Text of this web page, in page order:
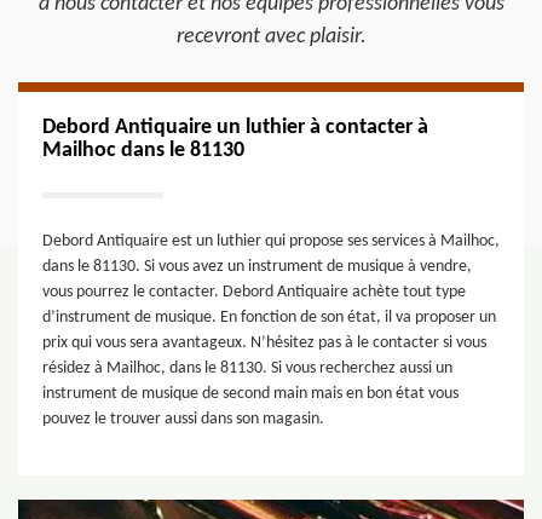
recevront avec plaisir.
Debord Antiquaire un luthier à contacter à
Mailhoc dans le 81130
Debord Antiquaire est un luthier qui propose ses services à Mailhoc,
dans le 81130. Si vous avez un instrument de musique à vendre,
vous pourrez le contacter. Debord Antiquaire achète tout type
d’instrument de musique. En fonction de son état, il va proposer un
prix qui vous sera avantageux. N’hésitez pas à le contacter si vous
résidez à Mailhoc, dans le 81130. Si vous recherchez aussi un
instrument de musique de second main mais en bon état vous
pouvez le trouver aussi dans son magasin.